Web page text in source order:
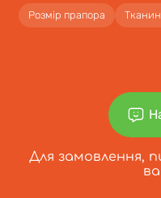
Розмір прапора
Для замовлення,